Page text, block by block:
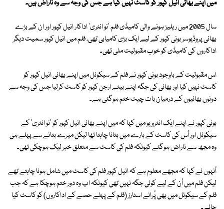
میں اپنے بھائی انیل کپور کو کاسٹ نہیں کیا ہے جس کی وجہ سے وہ ناراض ہیں۔
سال 2005 میں ریلیز ہونے والی کامیڈی فلم 'نو انٹری' اداکار انیل کپور اور ان کے بڑے
بھائی پروڈیوسر بونی کپور کے لیے ایک بڑی کامیابی تھی، فلم میں انیل کپور سمیت دیگر
اداکاروں کی کامیڈی کو خوب مقبولیت ملی تھی۔
اس مقبولیت کے باوجود بونی کپور نے فلم کے سیکوئل میں اپنے بھائی انیل کپور کو
کاسٹ نہیں کیا اور بھائی کی جگہ اپنے بیٹے ارجن کپور کو کاسٹ کرلیا جس کی وجہ سے
دونوں بھائیوں کے درمیان بات چیت ختم ہوگئی ہے۔
بونی کپور نے اپنے ایک انٹرویو میں کہا کہ میں اپنے بھائی انیل کپور کو 'نو انٹری' کے
سیکوئل اور اُس کی کاسٹ کے بارے میں بتانا چاہتا تھا لیکن میرے بتانے سے پہلے ہی
وہ مجھ سے ناراض ہوگئے کیونکہ فلم کی کاسٹ سے متعلق خبر لیک ہوچکی تھی۔
اُنہوں نے کہا کہ مجھے معلوم ہے کہ انیل کپور فلم کی کاسٹ میں شامل ہونا چاہتے تھے
لیکن فلم میں اُن کے لیے کوئی جگہ نہیں تھی کیونکہ اب وہ دور ختم ہوچکا ہے کہ جب
فلم کے سیکوئل میں بھی پُرانے اسٹارز (فلم کے پہلے حصے کے اداکاروں) کو کاسٹ کیا